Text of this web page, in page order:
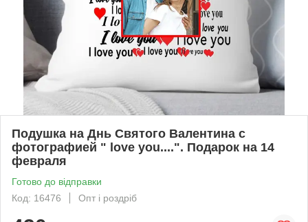
Подушка на Днь Святого Валентина с
фотографией " love you....". Подарок на 14
февраля
Готово до відправки
Код: 16476
Опт і роздріб